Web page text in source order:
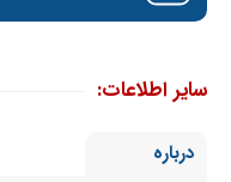
سایر اطلاعات:
درباره